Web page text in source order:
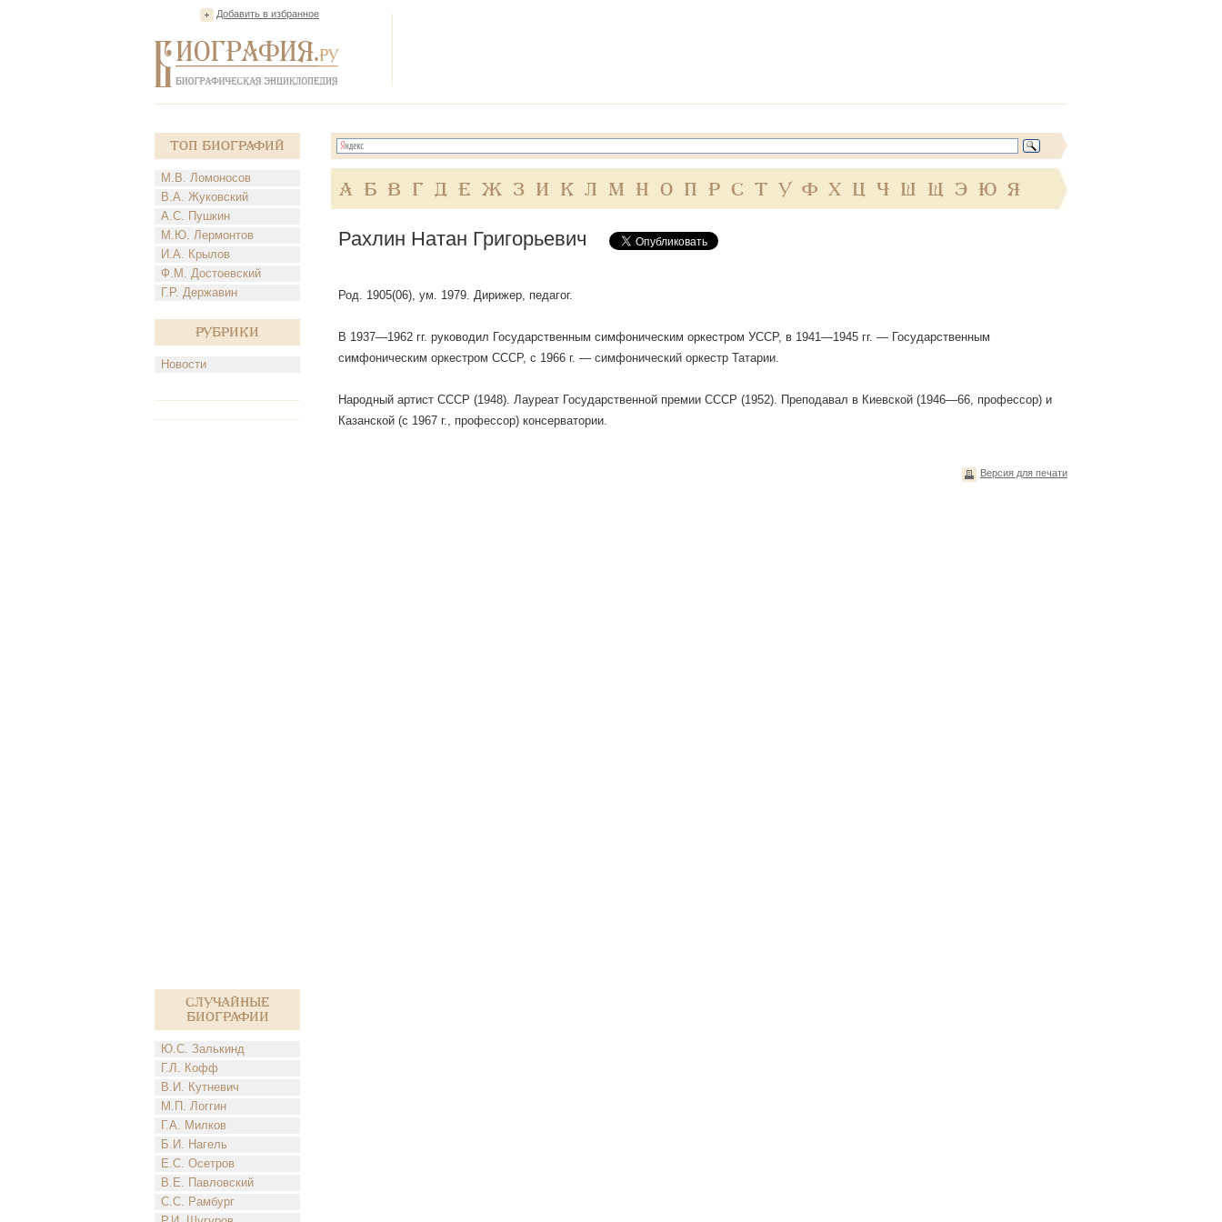
Добавить в избранное
Топ Биографий
М.В. Ломоносов
В.А. Жуковский
А.С. Пушкин
М.Ю. Лермонтов
И.А. Крылов
Ф.М. Достоевский
Г.Р. Державин
Рубрики
Новости
Случайные
биографии
Ю.С. Залькинд
Г.Л. Кофф
В.И. Кутневич
М.П. Логгин
Г.А. Милков
Б.И. Нагель
Е.С. Осетров
В.Е. Павловский
С.С. Рамбург
А Б В Г Д Е Ж З И К Л М Н О П Р С Т У Ф Х Ц Ч Ш Щ Э Ю Я
Рахлин Натан Григорьевич
Род. 1905(06), ум. 1979. Дирижер, педагог.
В 1937—1962 гг. руководил Государственным симфоническим оркестром УССР, в 1941—1945 гг. — Государственным
симфоническим оркестром СССР, с 1966 г. — симфонический оркестр Татарии.
Народный артист СССР (1948). Лауреат Государственной премии СССР (1952). Преподавал в Киевской (1946—66, профессор) и
Казанской (с 1967 г., профессор) консерватории.
Версия для печати